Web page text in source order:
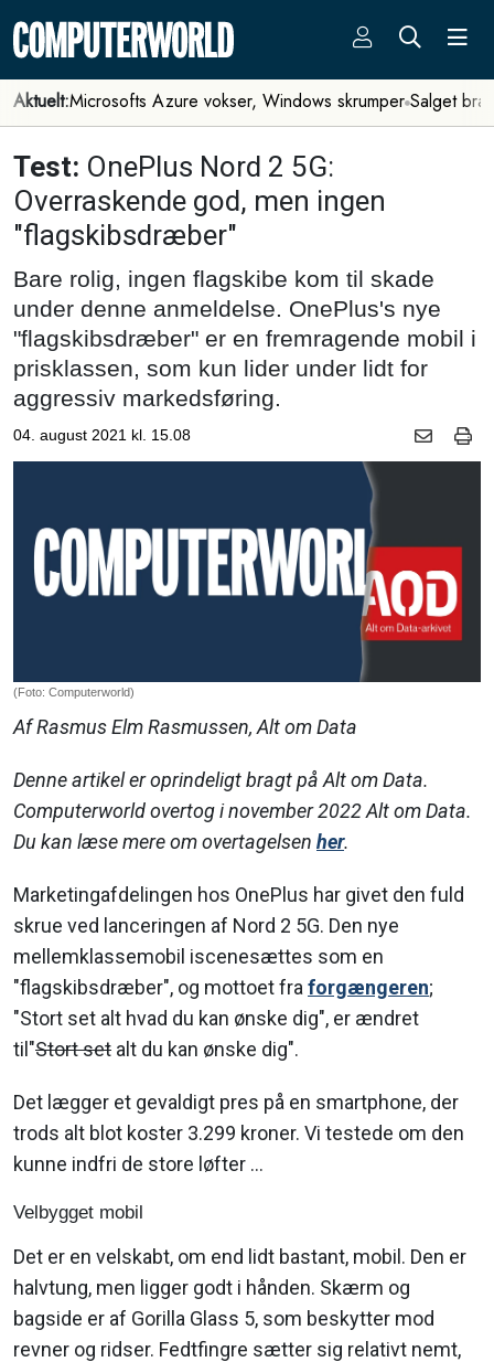
Aktuelt:Microsofts Azure vokser, Windows skrumper Salget
Test: OnePlus Nord 2 5G:
Overraskende god, men ingen
"flagskibsdræber"
Bare rolig, ingen flagskibe kom til skade
under denne anmeldelse. OnePlus's nye
"flagskibsdræber" er en fremragende mobil i
prisklassen, som kun lider under lidt for
aggressiv markedsføring.
04. august 2021 kl. 15.08
(Foto: Computerworld)
Af Rasmus Elm Rasmussen, Alt om Data
Denne artikel er oprindeligt bragt på Alt om Data.
Computerworld overtog i november 2022 Alt om Data.
Du kan læse mere om overtagelsen her.
Marketingafdelingen hos OnePlus har givet den fuld
skrue ved lanceringen af Nord 2 5G. Den nye
mellemklassemobil iscenesættes som en
"flagskibsdræber", og mottoet fra forgængeren;
"Stort set alt hvad du kan ønske dig", er ændret
til"Stort set alt du kan ønske dig".
Det lægger et gevaldigt pres på en smartphone, der
trods alt blot koster 3.299 kroner. Vi testede om den
kunne indfri de store løfter ...
Velbygget mobil
Det er en velskabt, om end lidt bastant, mobil. Den er
halvtung, men ligger godt i hånden. Skærm og
bagside er af Gorilla Glass 5, som beskytter mod
revner og ridser. Fedtfingre sætter sig relativt nemt,